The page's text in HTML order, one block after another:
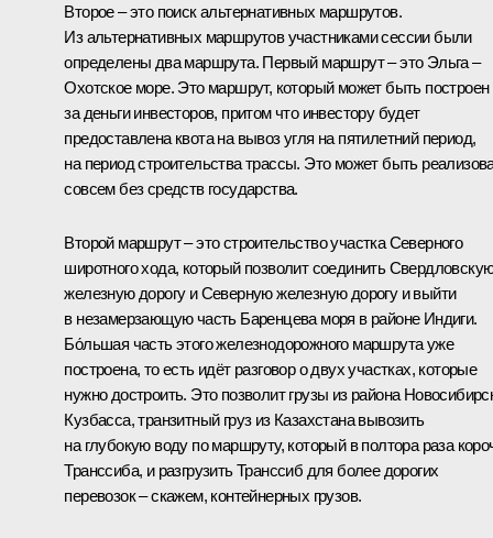
Второе – это поиск альтернативных маршрутов.
Из альтернативных маршрутов участниками сессии были
определены два маршрута. Первый маршрут – это Эльга –
Охотское море. Это маршрут, который может быть построен
за деньги инвесторов, притом что инвестору будет
предоставлена квота на вывоз угля на пятилетний период,
на период строительства трассы. Это может быть
совсем без средств государства.
Второй маршрут – это строительство участка Северного
широтного хода, который позволит соединить
железную дорогу и Северную железную дорогу и выйти
в незамерзающую часть Баренцева моря в районе Индиги.
Бо́льшая часть этого железнодорожного маршрута уже
построена, то есть идёт разговор о двух участках, которые
нужно достроить. Это позволит грузы из района
Кузбасса, транзитный груз из Казахстана вывозить
на глубокую воду по маршруту, который в полтора раза
Транссиба, и разгрузить Транссиб для более дорогих
перевозок – скажем, контейнерных грузов.